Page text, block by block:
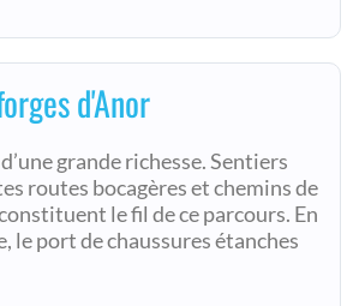
d'Anor
grande richesse. Sentiers
routes bocagères et chemins de
le fil de ce parcours. En
le port de chaussures étanches